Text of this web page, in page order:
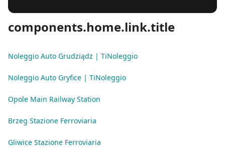
components.home.link.title
Noleggio Auto Grudziądz | TiNoleggio
Noleggio Auto Gryfice | TiNoleggio
Opole Main Railway Station
Brzeg Stazione Ferroviaria
Gliwice Stazione Ferroviaria